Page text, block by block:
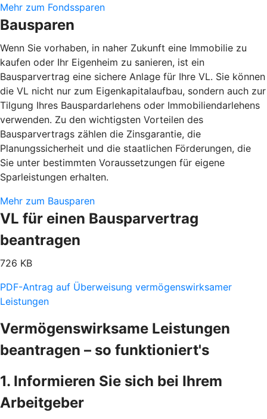
Mehr zum Fondssparen
Bausparen
Wenn Sie vorhaben, in naher Zukunft eine Immobilie zu
kaufen oder Ihr Eigenheim zu sanieren, ist ein
Bausparvertrag eine sichere Anlage für Ihre VL. Sie können
die VL nicht nur zum Eigenkapitalaufbau, sondern auch zur
Tilgung Ihres Bauspardarlehens oder Immobiliendarlehens
verwenden. Zu den wichtigsten Vorteilen des
Bausparvertrags zählen die Zinsgarantie, die
Planungssicherheit und die staatlichen Förderungen, die
Sie unter bestimmten Voraussetzungen für eigene
Sparleistungen erhalten.
Mehr zum Bausparen
VL für einen Bausparvertrag
beantragen
726 KB
PDF-Antrag auf Überweisung vermögenswirksamer
Leistungen
Vermögenswirksame Leistungen
beantragen – so funktioniert's
1. Informieren Sie sich bei Ihrem
Arbeitgeber